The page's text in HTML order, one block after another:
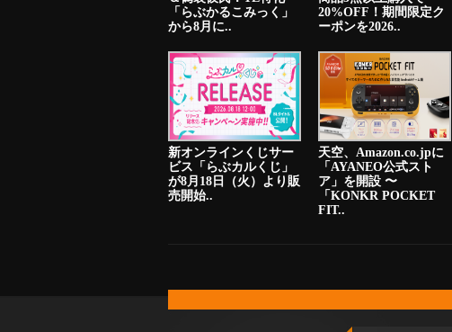
「らぶかるこみっく」
から8月に..
20%OFF！期間限定ク
ーポンを2026..
新オンラインくじサー
ビス「らぶカルくじ」
が8月18日（火）より販
売開始..
天空、Amazon.co.jpに
「AYANEO公式スト
ア」を開設 〜
「KONKR POCKET
FIT..